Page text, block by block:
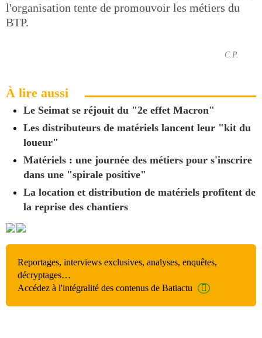
l'organisation tente de promouvoir les métiers du
BTP.
C.P.
À lire aussi
Le Seimat se réjouit du "2e effet Macron"
Les distributeurs de matériels lancent leur "kit du
loueur"
Matériels : une journée des métiers pour s'inscrire
dans une "spirale positive"
La location et distribution de matériels profitent de
la reprise des chantiers
Reportages, interviews exclusives, analyses, enquêtes,
décryptages…
Accédez à l'intégralité des contenus de Batiactu